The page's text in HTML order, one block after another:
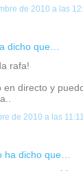
de 2010 a las
dicho que…
rafa!
en directo y
de 2010 a las 11:11
ha dicho que…